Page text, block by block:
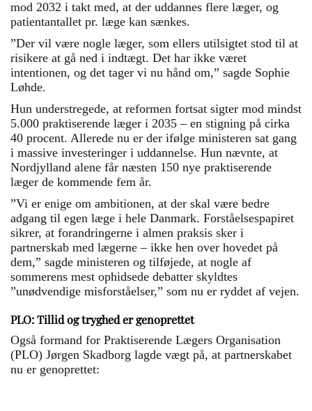
mod 2032 i takt med, at der uddannes flere læger, og
patientantallet pr. læge kan sænkes.
”Der vil være nogle læger, som ellers utilsigtet stod til at
risikere at gå ned i indtægt. Det har ikke været
intentionen, og det tager vi nu hånd om,” sagde Sophie
Løhde.
Hun understregede, at reformen fortsat sigter mod mindst
5.000 praktiserende læger i 2035 – en stigning på cirka
40 procent. Allerede nu er der ifølge ministeren sat gang
i massive investeringer i uddannelse. Hun nævnte, at
Nordjylland alene får næsten 150 nye praktiserende
læger de kommende fem år.
”Vi er enige om ambitionen, at der skal være bedre
adgang til egen læge i hele Danmark. Forståelsespapiret
sikrer, at forandringerne i almen praksis sker i
partnerskab med lægerne – ikke hen over hovedet på
dem,” sagde ministeren og tilføjede, at nogle af
sommerens mest ophidsede debatter skyldtes
”unødvendige misforståelser,” som nu er ryddet af vejen.
PLO: Tillid og tryghed er genoprettet
Også formand for Praktiserende Lægers Organisation
(PLO) Jørgen Skadborg lagde vægt på, at partnerskabet
nu er genoprettet: